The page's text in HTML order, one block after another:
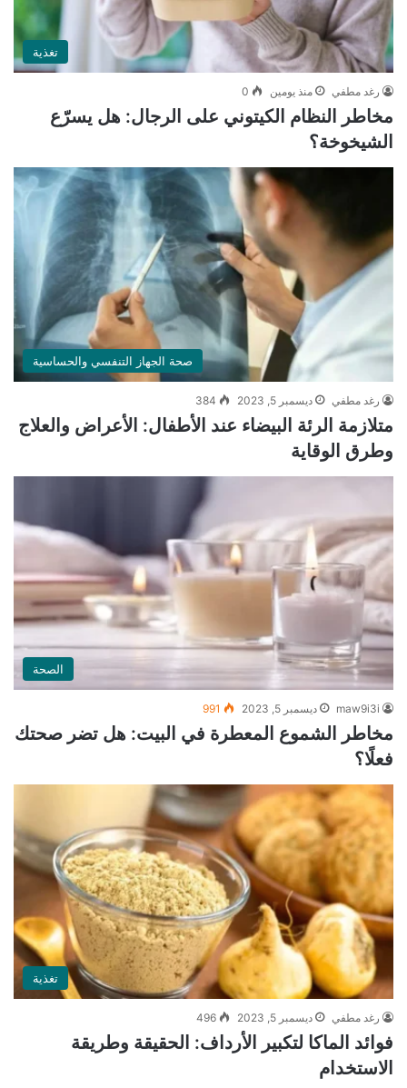
تغذية
رغد مطفي منذ يومين 0
مخاطر النظام الكيتوني على الرجال: هل يسرّع
الشيخوخة؟
صحة الجهاز التنفسي والحساسية
رغد مطفي ديسمبر 5, 2023 384
متلازمة الرئة البيضاء عند الأطفال: الأعراض والعلاج
وطرق الوقاية
الصحة
maw9i3i ديسمبر 5, 2023 991
مخاطر الشموع المعطرة في البيت: هل تضر صحتك
فعلًا؟
تغذية
رغد مطفي ديسمبر 5, 2023 496
فوائد الماكا لتكبير الأرداف: الحقيقة وطريقة
الاستخدام